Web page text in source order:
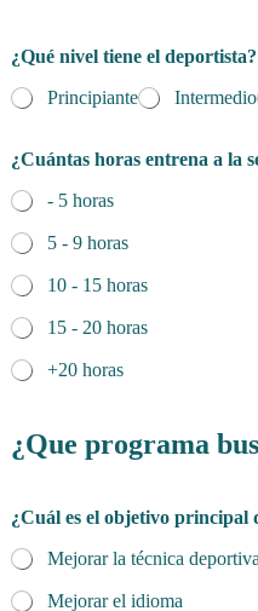
¿Qué nivel tiene el deportista?
Principiante
Intermedio
¿Cuántas horas entrena a la
- 5 horas
5 - 9 horas
10 - 15 horas
15 - 20 horas
+20 horas
¿Que programa
¿Cuál es el objetivo principal
Mejorar la técnica deportiva
Mejorar el idioma